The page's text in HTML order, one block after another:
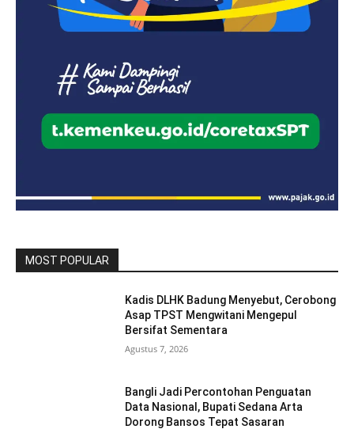
MOST POPULAR
Kadis DLHK Badung Menyebut, Cerobong
Asap TPST Mengwitani Mengepul
Bersifat Sementara
Agustus 7, 2026
Bangli Jadi Percontohan Penguatan
Data Nasional, Bupati Sedana Arta
Dorong Bansos Tepat Sasaran